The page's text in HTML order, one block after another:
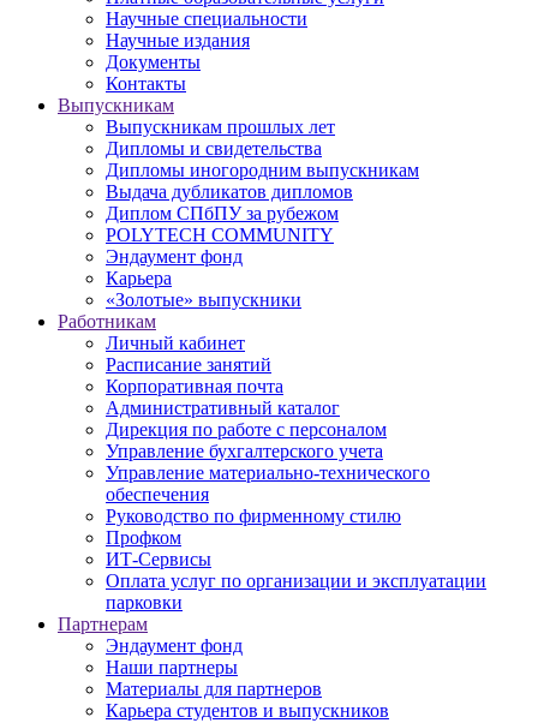
Научные специальности
Научные издания
Документы
Контакты
Выпускникам
Выпускникам прошлых лет
Дипломы и свидетельства
Дипломы иногородним выпускникам
Выдача дубликатов дипломов
Диплом СПбПУ за рубежом
POLYTECH COMMUNITY
Эндаумент фонд
Карьера
«Золотые» выпускники
Работникам
Личный кабинет
Расписание занятий
Корпоративная почта
Административный каталог
Дирекция по работе с персоналом
Управление бухгалтерского учета
Управление материально-технического
обеспечения
Руководство по фирменному стилю
Профком
ИТ-Сервисы
Оплата услуг по организации и эксплуатации
парковки
Партнерам
Эндаумент фонд
Наши партнеры
Материалы для партнеров
Карьера студентов и выпускников